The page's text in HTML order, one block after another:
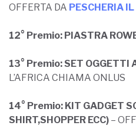
OFFERTA DA PESCHERIA
12° Premio: PIASTRA
13° Premio:SET OGGETTI
L’AFRICA CHIAMA ONLUS
14° Premio: KIT GADGET
SHIRT,SHOPPER ECC) –